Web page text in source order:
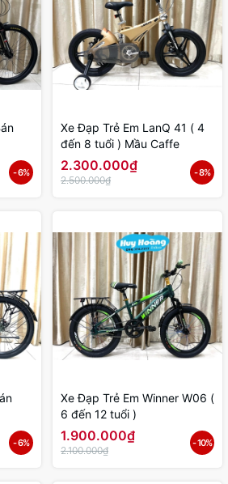
- 6%
Xe Đạp Trẻ Em LanQ 41 ( 4
đến 8 tuổi ) Mầu Caffe
2.300.000₫
2.500.000₫
- 8%
- 6%
Xe Đạp Trẻ Em Winner W06 (
6 đến 12 tuổi )
1.900.000₫
2.100.000₫
- 10%